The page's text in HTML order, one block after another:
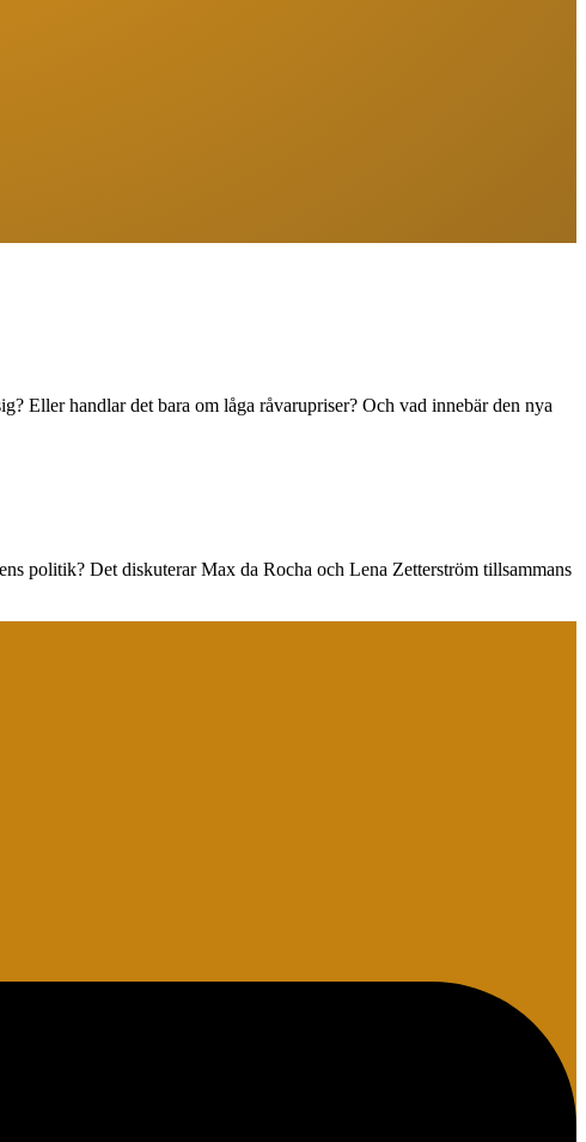
Eller handlar det bara om låga råvarupriser? Och vad innebär den nya
politik? Det diskuterar Max da Rocha och Lena Zetterström tillsammans